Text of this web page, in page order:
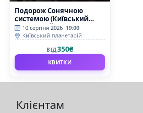
Подорож Сонячною
системою (Київський
планетарій)
10 серпня 2026 19:00
Київський планетарій
ВІД350₴
КВИТКИ
Клієнтам